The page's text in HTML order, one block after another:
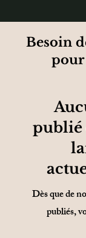
Besoin
pour
publié
Dès que de
publiés,